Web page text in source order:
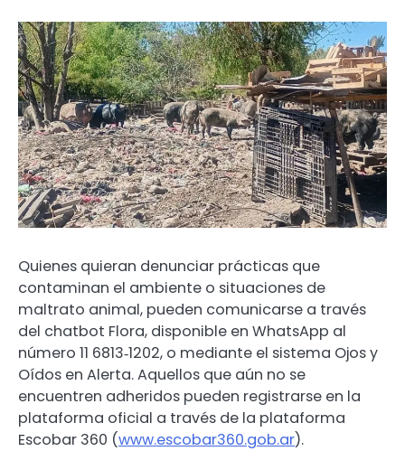
Quienes quieran denunciar prácticas que
contaminan el ambiente o situaciones de
maltrato animal, pueden comunicarse a través
del chatbot Flora, disponible en WhatsApp al
número 11 6813‑1202, o mediante el sistema Ojos y
Oídos en Alerta. Aquellos que aún no se
encuentren adheridos pueden registrarse en la
plataforma oficial a través de la plataforma
Escobar 360 (www.escobar360.gob.ar).